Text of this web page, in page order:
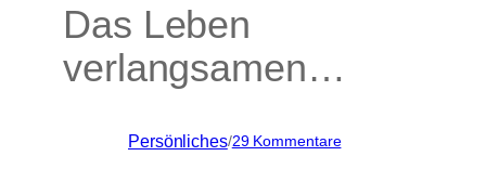
Das Leben
verlangsamen…
Persönliches/29 Kommentarezu